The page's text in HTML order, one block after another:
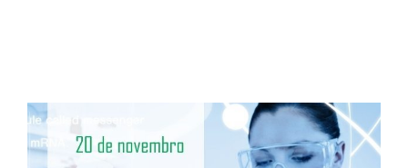
View
Larger